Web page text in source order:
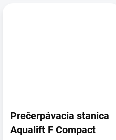
Prečerpávacia stanica
Aqualift F Compact